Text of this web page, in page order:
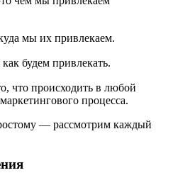
мы их привлекаем.
будем привлекать.
что происходить в любой
процесса.
— рассмотрим каждый